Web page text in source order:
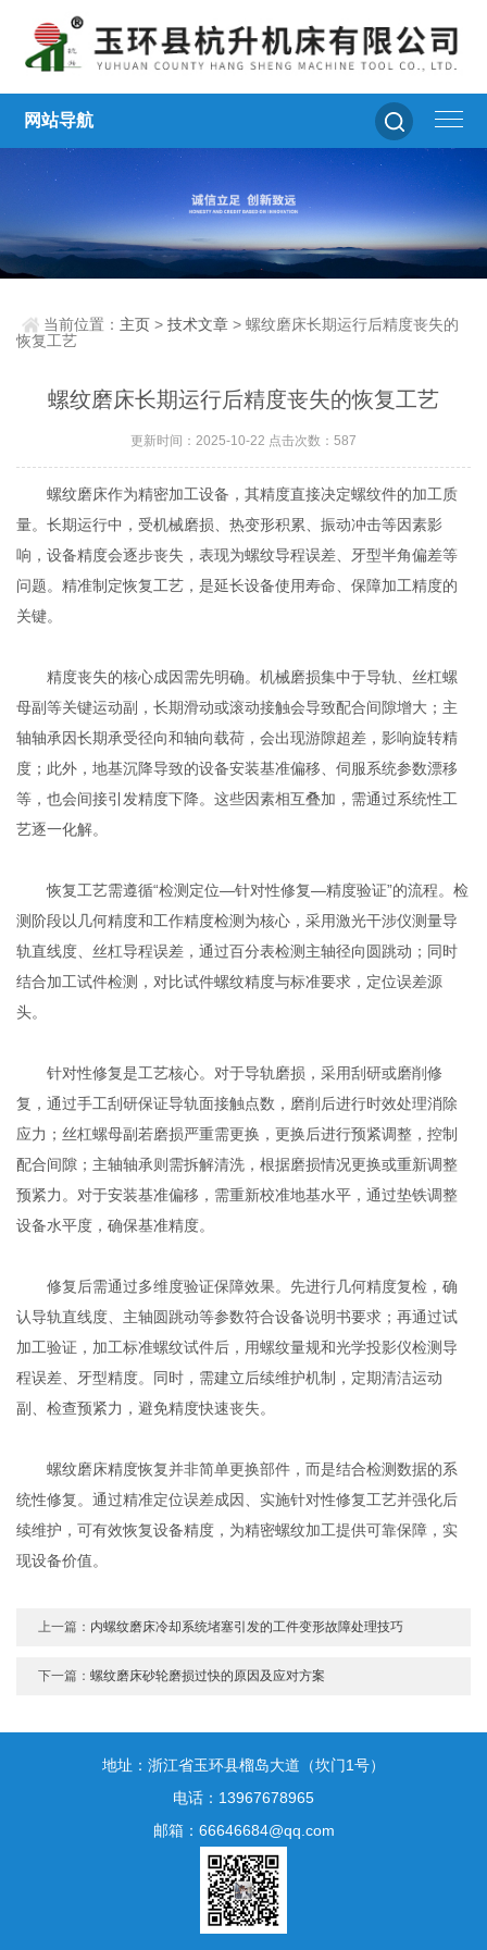
网站导航
当前位置： 主页 >技术文章 > 螺纹磨床长期运行后精度丧失的
恢复工艺
螺纹磨床长期运行后精度丧失的恢复工艺
更新时间：2025-10-22 点击次数：587
螺纹磨床作为精密加工设备，其精度直接决定螺纹件的加工质
量。长期运行中，受机械磨损、热变形积累、振动冲击等因素影
响，设备精度会逐步丧失，表现为螺纹导程误差、牙型半角偏差等
问题。精准制定恢复工艺，是延长设备使用寿命、保障加工精度的
关键。
精度丧失的核心成因需先明确。机械磨损集中于导轨、丝杠螺
母副等关键运动副，长期滑动或滚动接触会导致配合间隙增大；主
轴轴承因长期承受径向和轴向载荷，会出现游隙超差，影响旋转精
度；此外，地基沉降导致的设备安装基准偏移、伺服系统参数漂移
等，也会间接引发精度下降。这些因素相互叠加，需通过系统性工
艺逐一化解。
恢复工艺需遵循“检测定位—针对性修复—精度验证”的流程。检
测阶段以几何精度和工作精度检测为核心，采用激光干涉仪测量导
轨直线度、丝杠导程误差，通过百分表检测主轴径向圆跳动；同时
结合加工试件检测，对比试件螺纹精度与标准要求，定位误差源
头。
针对性修复是工艺核心。对于导轨磨损，采用刮研或磨削修
复，通过手工刮研保证导轨面接触点数，磨削后进行时效处理消除
应力；丝杠螺母副若磨损严重需更换，更换后进行预紧调整，控制
配合间隙；主轴轴承则需拆解清洗，根据磨损情况更换或重新调整
预紧力。对于安装基准偏移，需重新校准地基水平，通过垫铁调整
设备水平度，确保基准精度。
修复后需通过多维度验证保障效果。先进行几何精度复检，确
认导轨直线度、主轴圆跳动等参数符合设备说明书要求；再通过试
加工验证，加工标准螺纹试件后，用螺纹量规和光学投影仪检测导
程误差、牙型精度。同时，需建立后续维护机制，定期清洁运动
副、检查预紧力，避免精度快速丧失。
螺纹磨床精度恢复并非简单更换部件，而是结合检测数据的系
统性修复。通过精准定位误差成因、实施针对性修复工艺并强化后
续维护，可有效恢复设备精度，为精密螺纹加工提供可靠保障，实
现设备价值。
上一篇： 内螺纹磨床冷却系统堵塞引发的工件变形故障处理技巧
下一篇：螺纹磨床砂轮磨损过快的原因及应对方案
地址：浙江省玉环县榴岛大道（坎门1号）
电话：13967678965
邮箱：66646684@qq.com